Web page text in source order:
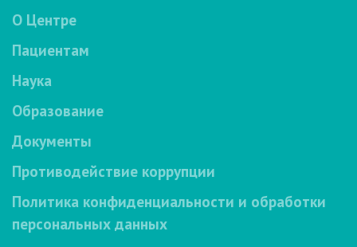
О Центре
Пациентам
Наука
Образование
Документы
Противодействие коррупции
Политика конфиденциальности и обработки
персональных данных